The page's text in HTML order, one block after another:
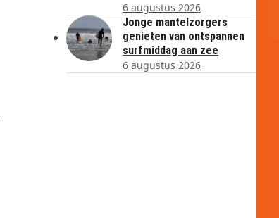
6 augustus 2026
Jonge mantelzorgers
genieten van ontspannen
surfmiddag aan zee
6 augustus 2026